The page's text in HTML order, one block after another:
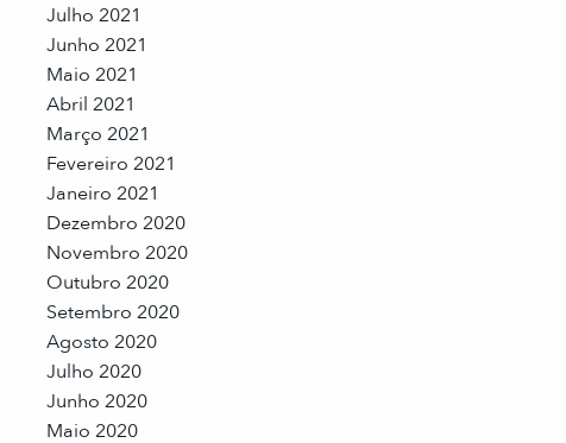
Julho 2021
Junho 2021
Maio 2021
Abril 2021
Março 2021
Fevereiro 2021
Janeiro 2021
Dezembro 2020
Novembro 2020
Outubro 2020
Setembro 2020
Agosto 2020
Julho 2020
Junho 2020
Maio 2020